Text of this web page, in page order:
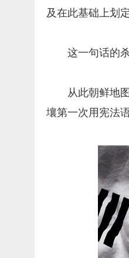
及在此基础上划
这一句话的
从此朝鲜地
壤第一次用宪法